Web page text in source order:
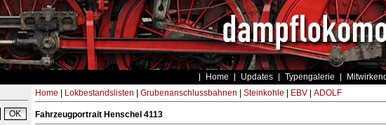
Home Updates Typengalerie
Home Lokbestandslisten Grubenanschlussbahnen Steinkohle EBV| ADOLF
Fahrzeugportrait Henschel 4113